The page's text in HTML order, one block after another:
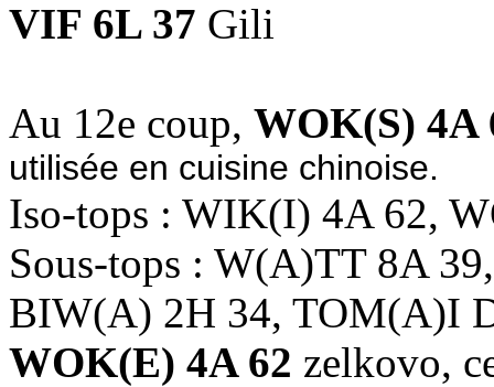
VIF 6L 37 Gili
Au 12e coup, WOK(S) 4A
utilisée en cuisine chinoise.
Iso-tops : WIK(I) 4A 62,
Sous-tops : W(A)TT 8A
BIW(A) 2H 34, TOM(A)I
WOK(E) 4A 62 zelkovo,